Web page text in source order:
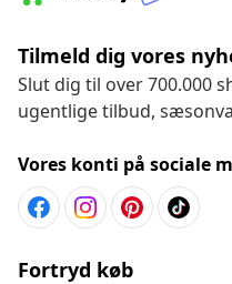
Tilmeld dig vores
Slut dig til over 700.000
ugentlige tilbud,
Vores konti på sociale
Fortryd køb